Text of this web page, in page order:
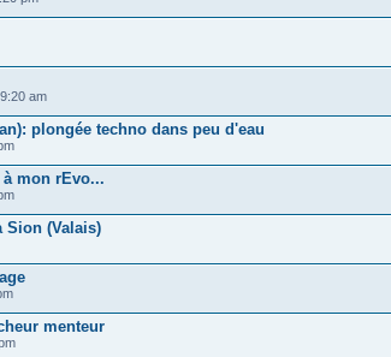
am
plongée techno dans peu d'eau
mon rEvo...
Sion (Valais)
menteur